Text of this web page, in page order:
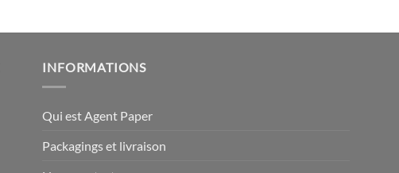
INFORMATIONS
Qui est Agent Paper
Packagings et livraison